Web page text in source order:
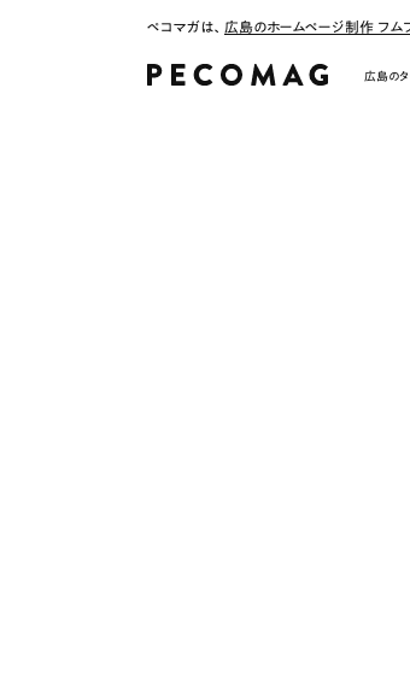
ペコマガは、 広島のホームページ制作 フム
広島の